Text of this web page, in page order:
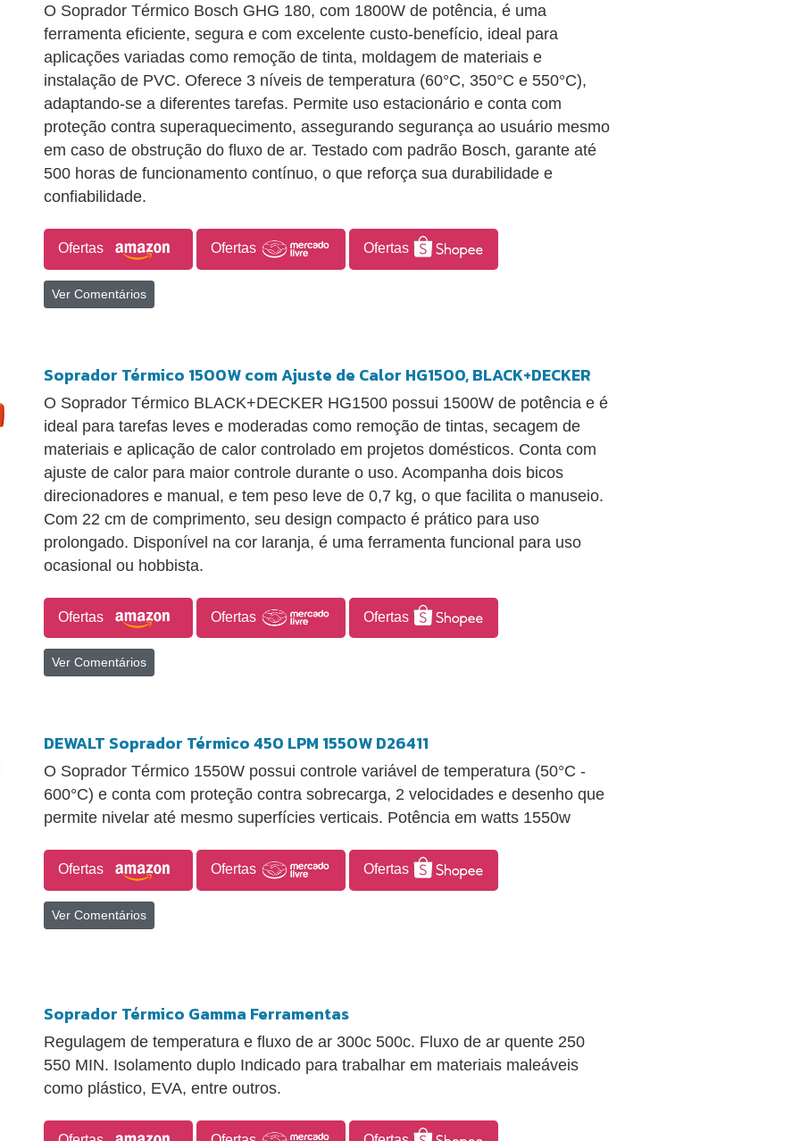
O Soprador Térmico Bosch GHG 180, com 1800W de potência, é uma
ferramenta eficiente, segura e com excelente custo-benefício, ideal para
aplicações variadas como remoção de tinta, moldagem de materiais e
instalação de PVC. Oferece 3 níveis de temperatura (60°C, 350°C e 550°C),
adaptando-se a diferentes tarefas. Permite uso estacionário e conta com
proteção contra superaquecimento, assegurando segurança ao usuário mesmo
em caso de obstrução do fluxo de ar. Testado com padrão Bosch, garante até
500 horas de funcionamento contínuo, o que reforça sua durabilidade e
confiabilidade.
Ofertas Ofertas Ofertas
Ver Comentários
Soprador Térmico 1500W com Ajuste de Calor HG1500, BLACK+DECKER
O Soprador Térmico BLACK+DECKER HG1500 possui 1500W de potência e é
ideal para tarefas leves e moderadas como remoção de tintas, secagem de
materiais e aplicação de calor controlado em projetos domésticos. Conta com
ajuste de calor para maior controle durante o uso. Acompanha dois bicos
direcionadores e manual, e tem peso leve de 0,7 kg, o que facilita o manuseio.
Com 22 cm de comprimento, seu design compacto é prático para uso
prolongado. Disponível na cor laranja, é uma ferramenta funcional para uso
ocasional ou hobbista.
Ofertas Ofertas Ofertas
Ver Comentários
DEWALT Soprador Térmico 450 LPM 1550W D26411
O Soprador Térmico 1550W possui controle variável de temperatura (50°C -
600°C) e conta com proteção contra sobrecarga, 2 velocidades e desenho que
permite nivelar até mesmo superfícies verticais. Potência em watts 1550w
Ofertas Ofertas Ofertas
Ver Comentários
Soprador Térmico Gamma Ferramentas
Regulagem de temperatura e fluxo de ar 300c 500c. Fluxo de ar quente 250
550 MIN. Isolamento duplo Indicado para trabalhar em materiais maleáveis
como plástico, EVA, entre outros.